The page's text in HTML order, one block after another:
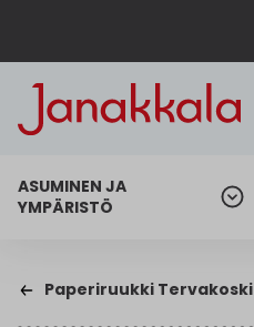
ASUMINEN JA
YMPÄRISTÖ
Paperiruukki Tervakoski